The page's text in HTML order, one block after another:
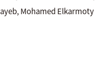
Mohamed Elkarmoty